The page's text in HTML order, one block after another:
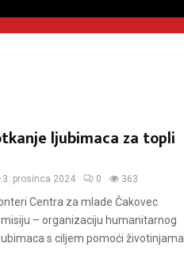
ljubimaca za topli
3. prosinca 2024 0 363
Centra za mlade Čakovec
– organizaciju humanitarnog
s ciljem pomoći životinjama